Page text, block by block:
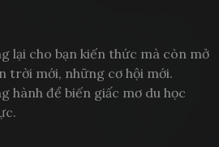
lại cho bạn kiến thức mà còn mở
trời mới, những cơ hội mới.
hành để biến giấc mơ du học